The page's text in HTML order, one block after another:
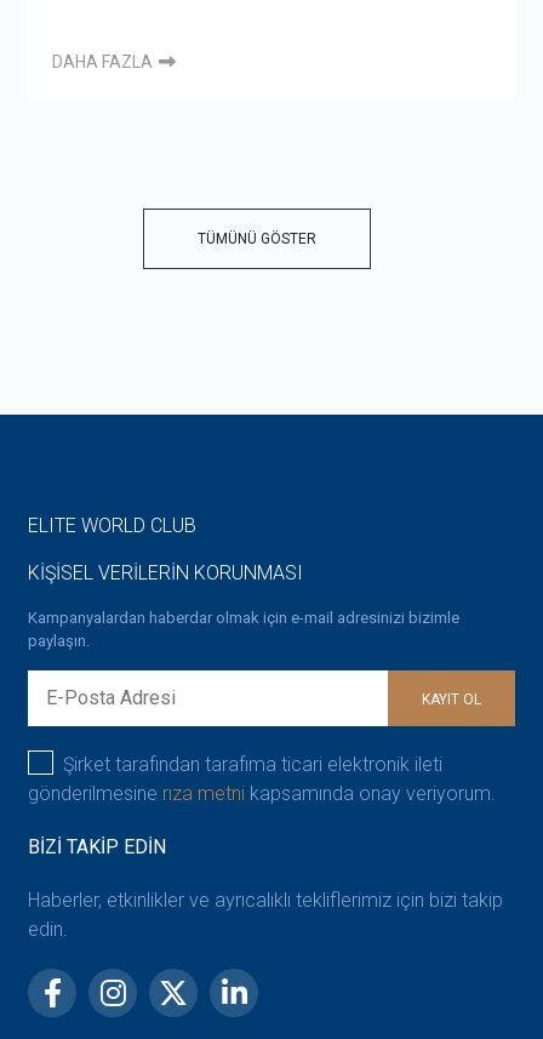
DAHA FAZLA
TÜMÜNÜ GÖSTER
ELITE WORLD CLUB
KİŞİSEL VERİLERİN KORUNMASI
Kampanyalardan haberdar olmak için e-mail adresinizi bizimle
paylaşın.
KAYIT OL
Şirket tarafından tarafıma ticari elektronik ileti
gönderilmesine rıza metni kapsamında onay veriyorum.
BİZİ TAKİP EDİN
Haberler, etkinlikler ve ayrıcalıklı tekliflerimiz için bizi takip
edin.